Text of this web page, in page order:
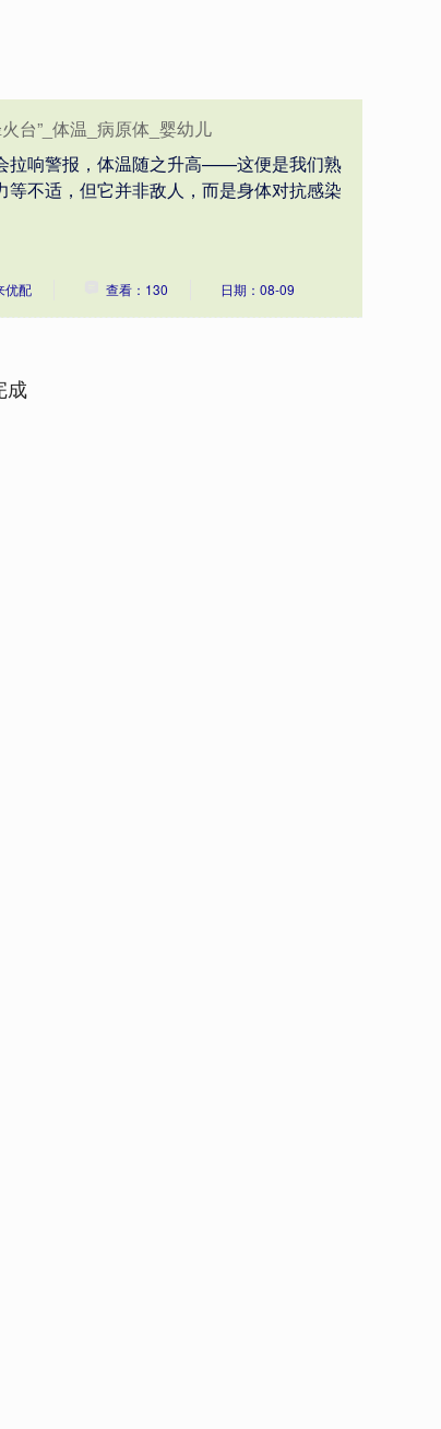
台”_体温_病原体_婴幼儿
拉响警报，体温随之升高——这便是我们熟
不适，但它并非敌人，而是身体对抗感染
优配 查看：130 日期：08-09
成